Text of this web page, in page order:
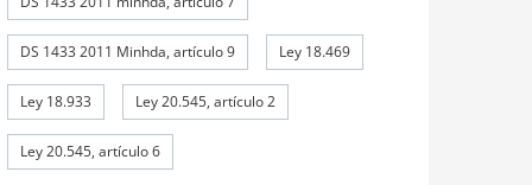
DS 1433 2011 Minhda, artículo 9 Ley 18.469
Ley 18.933 Ley 20.545, artículo 2
Ley 20.545, artículo 6